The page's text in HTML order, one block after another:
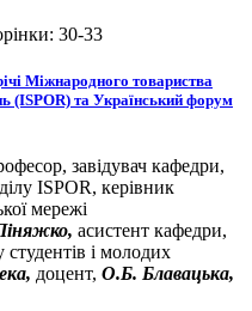
30-33
Міжнародного товариства
(ISPOR) та Український форум
завідувач кафедри,
ІSPOR, керівник
мережі
асистент кафедри,
студентів і молодих
доцент, О.Б. Блавацька,